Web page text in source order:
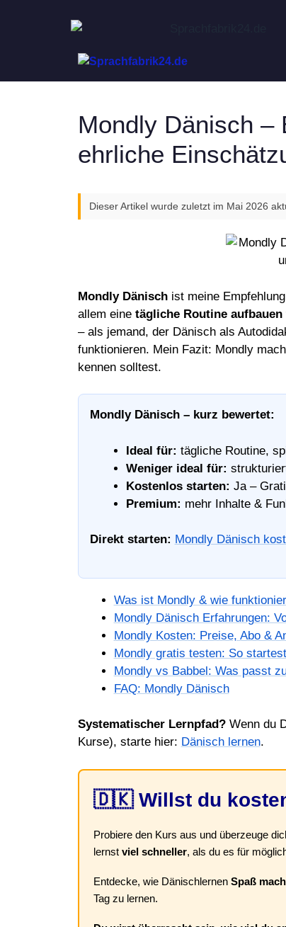
Mondly Dänisch –
ehrliche
Dieser Artikel wurde zuletzt im Mai 2026
Mondly Dänischist meine
allem eine tägliche Routine aufbauen
– als jemand, der Dänisch als
funktionieren. Mein Fazit: Mondly
kennen solltest.
Mondly Dänisch – kurz bewertet:
Ideal für: tägliche Routine,
Weniger ideal für:
Kostenlos starten: Ja –
Premium: mehr Inhalte &
Direkt starten: Mondly Dänisch
Was ist Mondly & wie
Mondly Dänisch Erfahrungen:
Mondly Kosten: Preise, Abo &
Mondly gratis testen: So
Mondly vs Babbel: Was passt
FAQ: Mondly Dänisch
Systematischer Lernpfad?Wenn du
Kurse), starte hier: Dänisch lernen.
🇩🇰 Willst du
Probiere den Kurs aus und überzeuge
lernst viel schneller, als du es für
Entdecke, wie Dänischlernen Spaß
Tag zu lernen.